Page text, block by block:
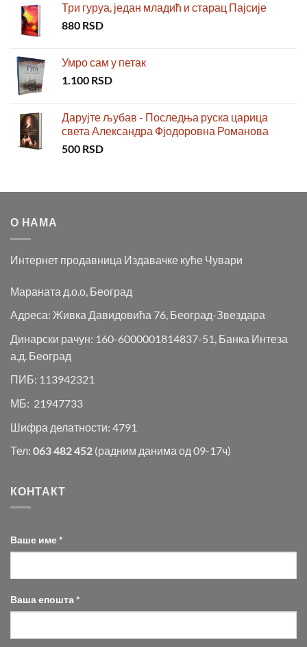
Три гуруа, један младић и старац Пајсије
880 RSD
Умро сам у петак
1.100 RSD
Дарујте љубав - Последња руска царица
света Александра Фјодоровна Романова
500 RSD
О НАМА
Интернет продавница Издавачке куће Чувари
Мараната д.о.о, Београд
Адреса: Живка Давидовића 76, Београд-Звездара
Динарски рачун: 160-6000001814837-51, Банка Интеза
а.д. Београд
ПИБ: 113942321
МБ: 21947733
Шифра делатности: 4791
Тел: 063 482 452 (радним данима од 09-17ч)
КОНТАКТ
Ваше име *
Ваша епошта *